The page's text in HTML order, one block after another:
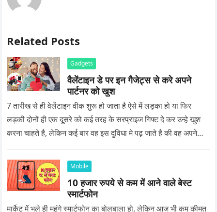
Related Posts
Gadgets
वैलेंटाइन डे पर इन गैजेट्स से करे अपने
पार्टनर को खुश
7 तारीख से ही वेलेंटाइन वीक शुरू हो जाता है ऐसे में लड़का हो या फिर
लड़की दोनों ही एक दूसरे को कई तरह के सरप्राइज गिफ्ट दे कर उन्हे खुश
करना चाहते है, लेकिन कई बार वह इस दुविधा मे पढ़ जाते है की वह अपने
Mobile
10 हजार रुपये से कम में आने वाले बेस्ट
स्मार्टफोन
मार्केट में भले ही महंगे स्मार्टफोन का बोलबाला हो, लेकिन आज भी कम कीमत